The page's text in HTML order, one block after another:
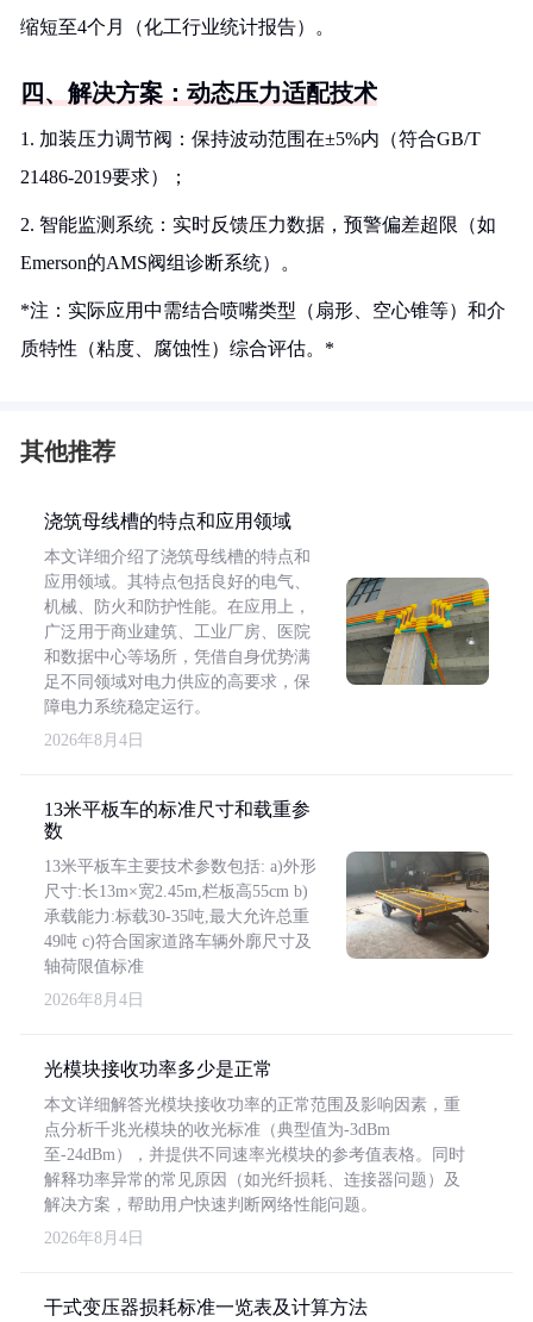
缩短至4个月（化工行业统计报告）。
四、解决方案：动态压力适配技术
1. 加装压力调节阀：保持波动范围在±5%内（符合GB/T
21486-2019要求）；
2. 智能监测系统：实时反馈压力数据，预警偏差超限（如
Emerson的AMS阀组诊断系统）。
*注：实际应用中需结合喷嘴类型（扇形、空心锥等）和介
质特性（粘度、腐蚀性）综合评估。*
其他推荐
浇筑母线槽的特点和应用领域
本文详细介绍了浇筑母线槽的特点和
应用领域。其特点包括良好的电气、
机械、防火和防护性能。在应用上，
广泛用于商业建筑、工业厂房、医院
和数据中心等场所，凭借自身优势满
足不同领域对电力供应的高要求，保
障电力系统稳定运行。
2026年8月4日
13米平板车的标准尺寸和载重参
数
13米平板车主要技术参数包括: a)外形
尺寸:长13m×宽2.45m,栏板高55cm b)
承载能力:标载30-35吨,最大允许总重
49吨 c)符合国家道路车辆外廓尺寸及
轴荷限值标准
2026年8月4日
光模块接收功率多少是正常
本文详细解答光模块接收功率的正常范围及影响因素，重
点分析千兆光模块的收光标准（典型值为-3dBm
至-24dBm），并提供不同速率光模块的参考值表格。同时
解释功率异常的常见原因（如光纤损耗、连接器问题）及
解决方案，帮助用户快速判断网络性能问题。
2026年8月4日
干式变压器损耗标准一览表及计算方法